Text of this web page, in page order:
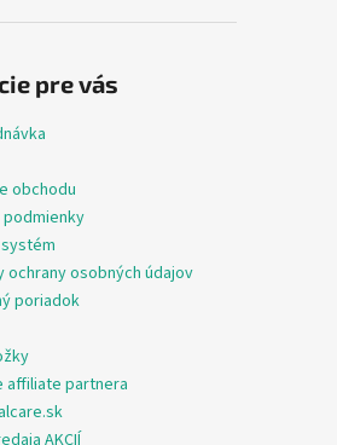
pre vás
obchodu
ochrany osobných údajov
poriadok
affiliate partnera